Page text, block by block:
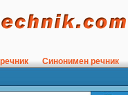
Синонимен речник